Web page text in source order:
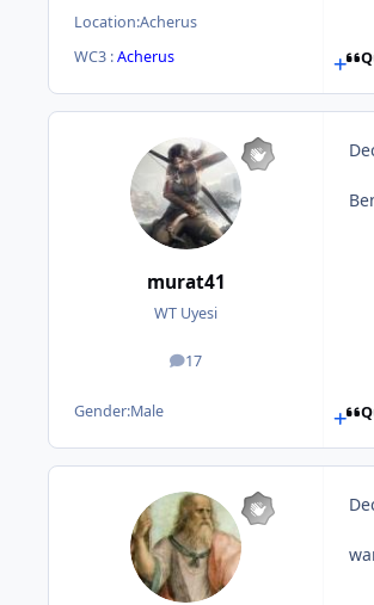
Location:Acherus
WC3 :Acherus
murat41
WT Uyesi
17
posts
Gender:Male